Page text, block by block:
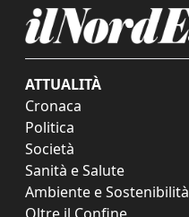
ATTUALITÀ
Cronaca
Politica
Società
Sanità e Salute
Ambiente e Sostenibilità